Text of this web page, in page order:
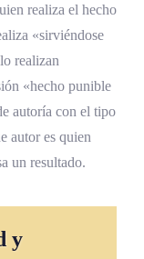
realiza el hecho
«sirviéndose
realizan
«hecho punible
autoría con el tipo
autor es quien
un resultado.
y